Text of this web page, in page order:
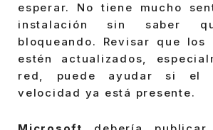
esperar. No tiene mucho
instalación sin saber
bloqueando. Revisar que los
estén actualizados,
red, puede ayudar si el
velocidad ya está presente.